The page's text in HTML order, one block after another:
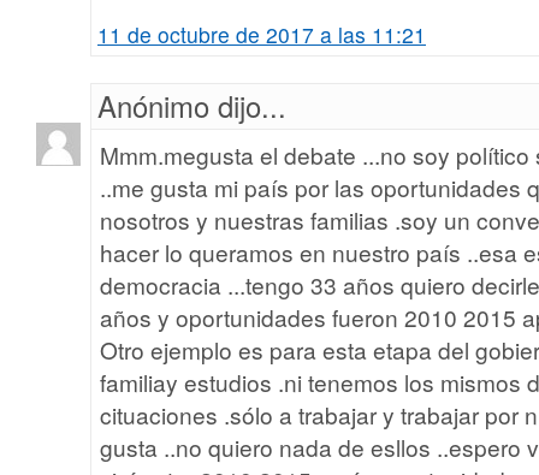
11 de octubre de 2017 a las 11:21
Anónimo dijo...
Mmm.megusta el debate ...no soy
..me gusta mi país por las oportunidades
nosotros y nuestras familias .soy un
hacer lo queramos en nuestro país ..esa
democracia ...tengo 33 años quiero
años y oportunidades fueron 2010 2015
Otro ejemplo es para esta etapa del
familiay estudios .ni tenemos los mismos
cituaciones .sólo a trabajar y trabajar por
gusta ..no quiero nada de esllos ..espero